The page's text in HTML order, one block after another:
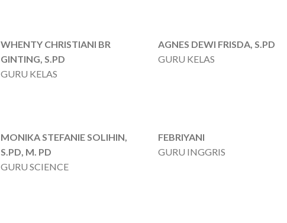
WHENTY CHRISTIANI BR
GINTING, S.PD
GURU KELAS
AGNES DEWI FRISDA, S.PD
GURU KELAS
MONIKA STEFANIE SOLIHIN,
S.PD, M. PD
GURU SCIENCE
FEBRIYANI
GURU INGGRIS